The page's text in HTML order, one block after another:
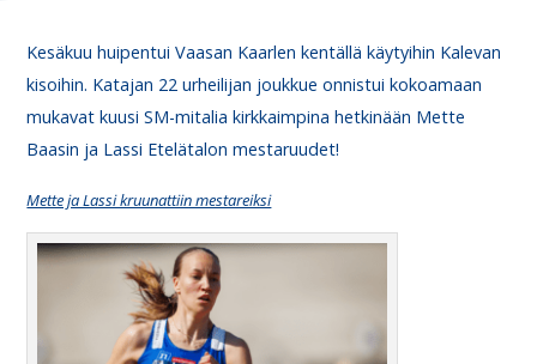
Kesäkuu huipentui Vaasan Kaarlen kentällä käytyihin Kalevan
kisoihin. Katajan 22 urheilijan joukkue onnistui kokoamaan
mukavat kuusi SM-mitalia kirkkaimpina hetkinään Mette
Baasin ja Lassi Etelätalon mestaruudet!
Mette ja Lassi kruunattiin mestareiksi